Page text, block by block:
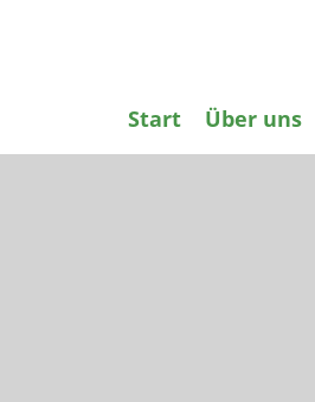
Start Über uns